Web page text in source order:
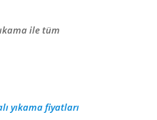
ile tüm
yıkama fiyatları